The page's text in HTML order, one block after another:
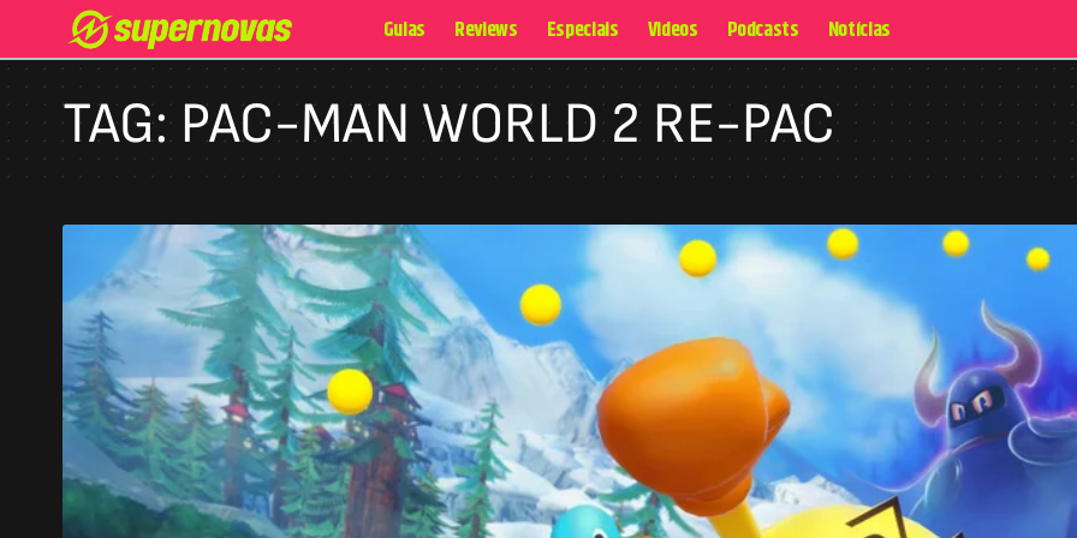
Guias Reviews Especiais Videos Podcasts Notícias
TAG:PAC-MAN WORLD 2 RE-PAC